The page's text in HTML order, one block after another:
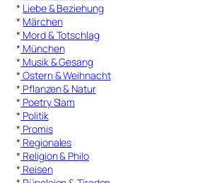
* Liebe & Beziehung
* Märchen
* Mord & Totschlag
* München
* Musik & Gesang
* Ostern & Weihnacht
* Pflanzen & Natur
* Poetry Slam
* Politik
* Promis
* Regionales
* Religion & Philo
* Reisen